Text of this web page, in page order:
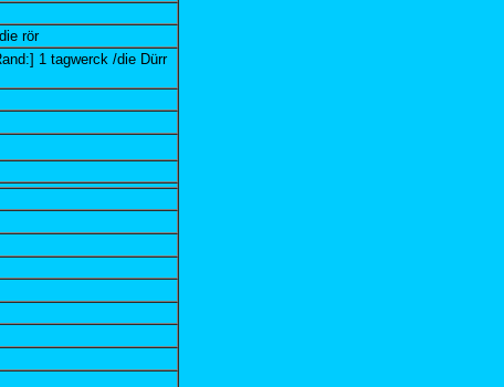
rör
1 tagwerck /die Dürr